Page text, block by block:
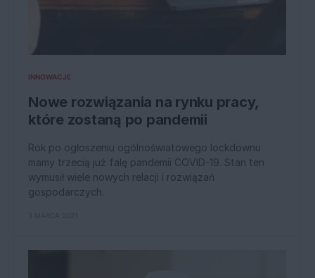
INNOWACJE
Nowe rozwiązania na rynku pracy,
które zostaną po pandemii
Rok po ogłoszeniu ogólnoświatowego lockdownu
mamy trzecią już falę pandemii COVID-19. Stan ten
wymusił wiele nowych relacji i rozwiązań
gospodarczych.